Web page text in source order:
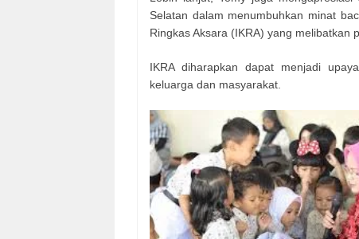
Selatan dalam menumbuhkan minat
Ringkas Aksara (IKRA) yang melibatkan
IKRA diharapkan dapat menjadi
keluarga dan masyarakat.